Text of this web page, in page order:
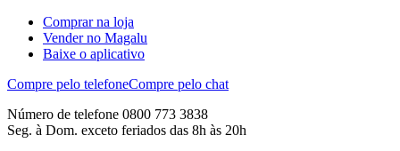
Comprar na loja
Vender no Magalu
Baixe o aplicativo
Compre pelo telefoneCompre pelo chat
Número de telefone 0800 773 3838
Seg. à Dom. exceto feriados das 8h às 20h